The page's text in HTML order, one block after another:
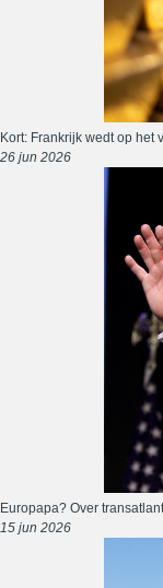
Kort: Frankrijk wedt op het
26 jun 2026
Europapa? Over
15 jun 2026